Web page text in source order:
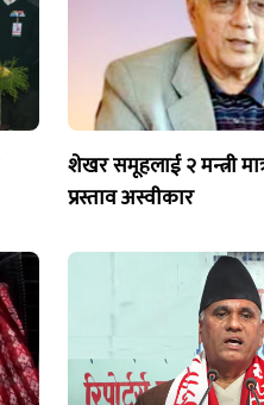
शेखर समूहलाई २ मन्त्री
प्रस्ताव अस्वीकार